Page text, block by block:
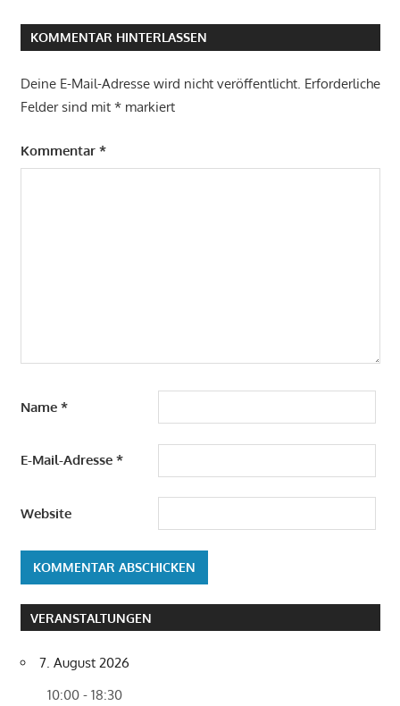
KOMMENTAR HINTERLASSEN
Deine E-Mail-Adresse wird nicht veröffentlicht. Erforderliche
Felder sind mit *markiert
Kommentar *
Name *
E-Mail-Adresse *
Website
VERANSTALTUNGEN
7. August 2026
10:00 - 18:30